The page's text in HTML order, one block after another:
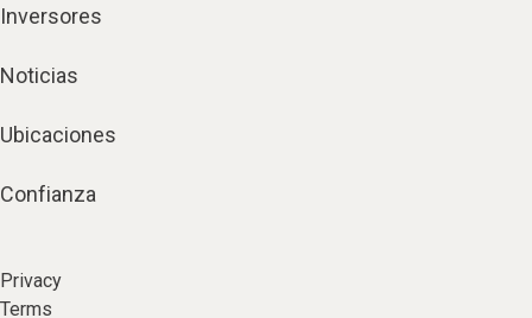
Inversores
Noticias
Ubicaciones
Confianza
Privacy
Terms